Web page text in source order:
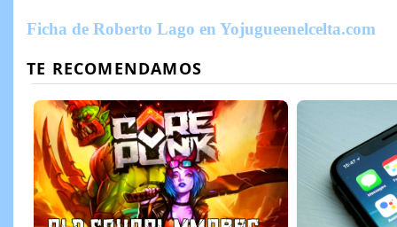
Ficha de Roberto Lago en Yojugueenelcelta.com